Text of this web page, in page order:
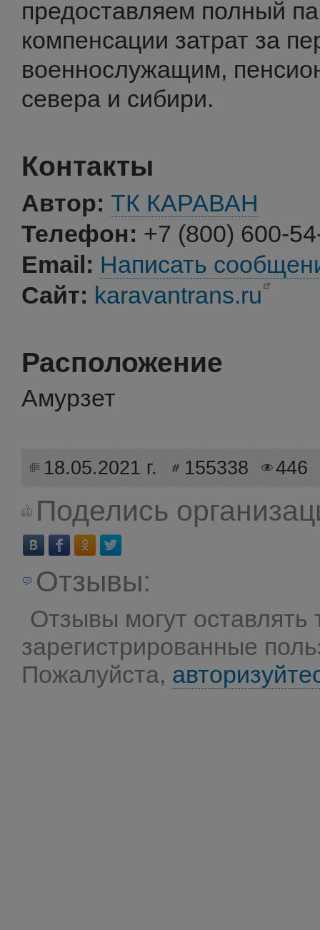
предоставляем полный
компенсации затрат за
военнослужащим,
севера и сибири.
Контакты
Автор: ТК КАРАВАН
Телефон: +7 (800) 600-
Email: Написать
Сайт: karavantrans.ru
Расположение
Амурзет
18.05.2021 г. 155338 446
Поделись
Отзывы:
Отзывы могут оставлять
зарегистрированные
Пожалуйста,